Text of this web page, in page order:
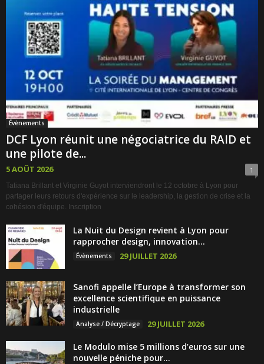
Évènements
DCF Lyon réunit une négociatrice du RAID et
une pilote de...
5 AOÛT 2026 1
Tatiana Brillant et Virginie Guyot interviendront le 12 octobre à Lyon pour
partager leurs retours d'expérience sur le leadership, la gestion de crise et la
cohésion d'équipe. Inscription
La Nuit du Design revient à Lyon pour
rapprocher design, innovation...
Évènements 29 JUILLET 2026
Sanofi appelle l’Europe à transformer son
excellence scientifique en puissance
industrielle
Analyse / Décryptage 29 JUILLET 2026
Le Modulo mise 5 millions d’euros sur une
nouvelle péniche pour...